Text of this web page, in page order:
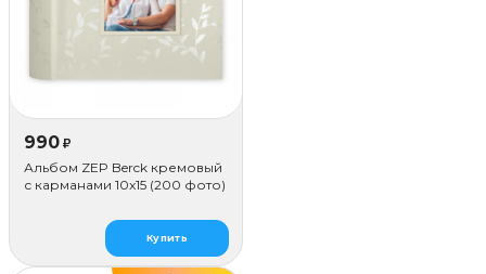
990 ₽
Альбом ZEP Berck кремовый
с карманами 10x15 (200 фото)
Купить